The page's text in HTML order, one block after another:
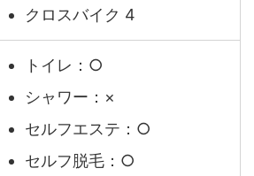
クロスバイク 4
トイレ：○
シャワー：×
セルフエステ：○
セルフ脱毛：○